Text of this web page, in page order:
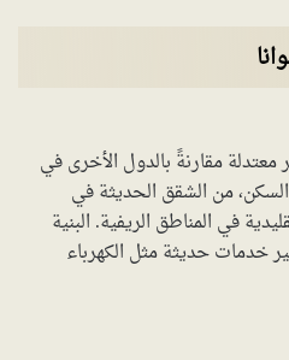
معتدلة مقارنةً بالدول الأخرى في
من الشقق الحديثة في
في المناطق الريفية. البنية
خدمات حديثة مثل الكهرباء